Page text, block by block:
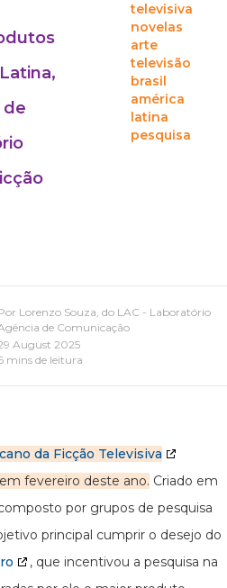
de
televisiva
novelas
arte
televisão
brasil
américa
latina
pesquisa
Lorenzo Souza, do LAC - Laboratório
de Comunicação
August 2025
mins de leitura
da Ficção Televisiva
fevereiro deste ano. Criado em
por grupos de pesquisa
principal cumprir o desejo do
, que incentivou a pesquisa na